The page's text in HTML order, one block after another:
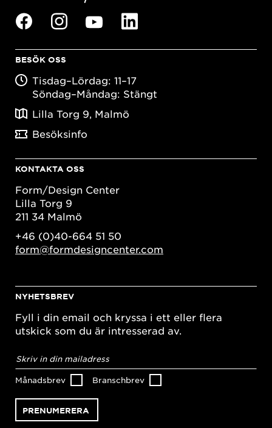
BESÖK OSS
Tisdag–Lördag: 11–17
Söndag–Måndag: Stängt
Lilla Torg 9, Malmö
Besöksinfo
KONTAKTA OSS
Form/Design Center
Lilla Torg 9
211 34 Malmö
+46 (0)40-664 51 50
form@formdesigncenter.com
NYHETSBREV
Fyll i din email och kryssa i ett eller flera
utskick som du är intresserad av.
postadress*
Månadsbrev Branschbrev